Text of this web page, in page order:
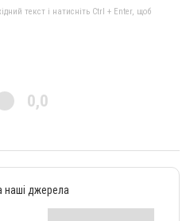
текст і натисніть Ctrl + Enter, щоб
0,0
наші джерела